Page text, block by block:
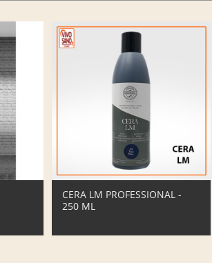
CERA LM PROFESSIONAL -
250 ML